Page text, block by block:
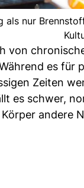
als nur
von
es für
Zeiten
es schwer,
andere